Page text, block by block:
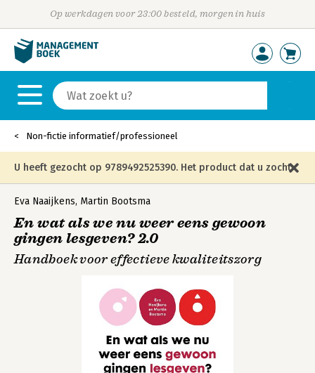
Op werkdagen voor 23:00 besteld, morgen in huis
Non-fictie informatief/professioneel
U heeft gezocht op 9789492525390. Het product dat u zocht
is niet meer in die editie leverbaar en is vervangen door de
onderstaande editie.
Eva Naaijkens, Martin Bootsma
En wat als we nu weer eens gewoon
gingen lesgeven? 2.0
Handboek voor effectieve kwaliteitszorg